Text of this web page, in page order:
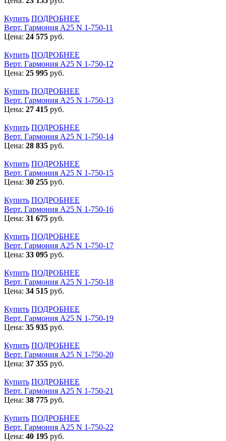
Купить ПОДРОБНЕЕ
Верт. Гармония А25 N 1-750-11
Цена: 24 575 руб.
Купить ПОДРОБНЕЕ
Верт. Гармония А25 N 1-750-12
Цена: 25 995 руб.
Купить ПОДРОБНЕЕ
Верт. Гармония А25 N 1-750-13
Цена: 27 415 руб.
Купить ПОДРОБНЕЕ
Верт. Гармония А25 N 1-750-14
Цена: 28 835 руб.
Купить ПОДРОБНЕЕ
Верт. Гармония А25 N 1-750-15
Цена: 30 255 руб.
Купить ПОДРОБНЕЕ
Верт. Гармония А25 N 1-750-16
Цена: 31 675 руб.
Купить ПОДРОБНЕЕ
Верт. Гармония А25 N 1-750-17
Цена: 33 095 руб.
Купить ПОДРОБНЕЕ
Верт. Гармония А25 N 1-750-18
Цена: 34 515 руб.
Купить ПОДРОБНЕЕ
Верт. Гармония А25 N 1-750-19
Цена: 35 935 руб.
Купить ПОДРОБНЕЕ
Верт. Гармония А25 N 1-750-20
Цена: 37 355 руб.
Купить ПОДРОБНЕЕ
Верт. Гармония А25 N 1-750-21
Цена: 38 775 руб.
Купить ПОДРОБНЕЕ
Верт. Гармония А25 N 1-750-22
Цена: 40 195 руб.